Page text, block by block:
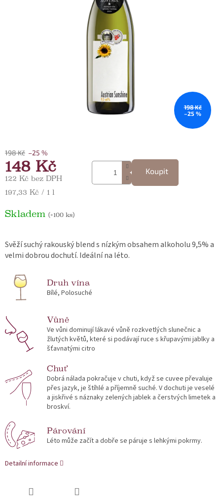
198 Kč
–25 %
198 Kč –25 %
148 Kč
122 Kč bez DPH
Měrná cena:
197,33 Kč / 1 l
Koupit
Skladem (>100 ks)
Svěží suchý rakouský blend s nízkým obsahem alkoholu 9,5% a
velmi dobrou dochutí. Ideální na léto.
Druh vína
Bílé, Polosuché
Vůně
Ve vůni dominují lákavé vůně rozkvetlých slunečnic a
žlutých květů, které si podávají ruce s křupavými jablky a
šťavnatými citro
Chuť
Dobrá nálada pokračuje v chuti, když se cuvee převaluje
přes jazyk, je štíhlé a příjemně suché. V dochuti je veselé
a jiskřivé s náznaky zelených jablek a čerstvých limetek a
broskví.
Párování
Léto může začít a dobře se páruje s lehkými pokrmy.
Detailní informace